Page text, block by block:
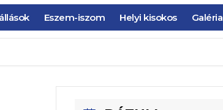
Eszem-iszom Helyi kisokos Galéria